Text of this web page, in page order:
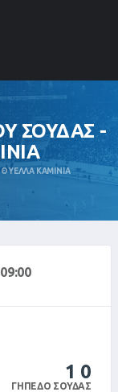
ΣΟΥΔΑΣ -
ΚΑΜΙΝΙΑ
1 0
ΓΉΠΕΔΟ ΣΟΎΔΑΣ